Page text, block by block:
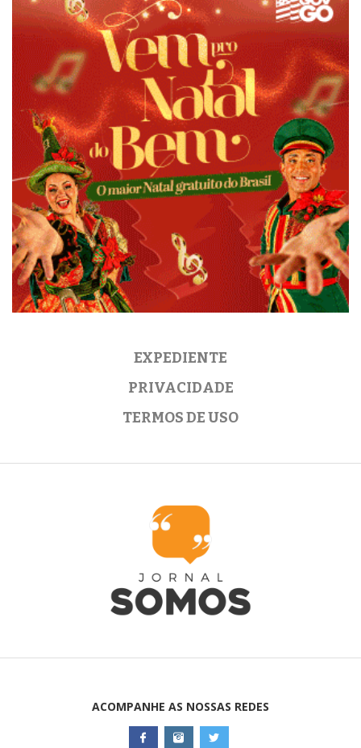
EXPEDIENTE
PRIVACIDADE
TERMOS DE USO
ACOMPANHE AS NOSSAS REDES